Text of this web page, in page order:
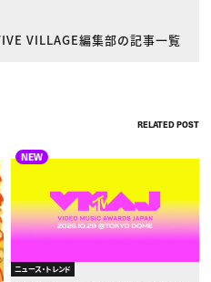
VILLAGE編集部の記事一覧
RELATED POST
NEW
ニュース・トレンド